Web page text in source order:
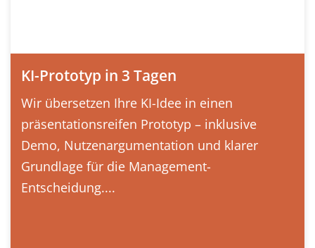
KI-Prototyp in 3 Tagen
Wir übersetzen Ihre KI-Idee in einen
präsentationsreifen Prototyp – inklusive
Demo, Nutzenargumentation und klarer
Grundlage für die Management-
Entscheidung....